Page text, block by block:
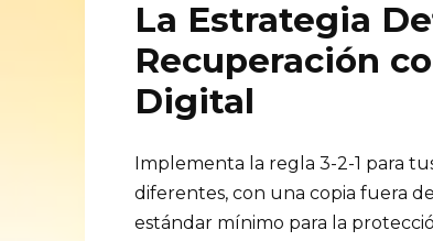
La Estrategia
Recuperación
Digital
Implementa la regla 3-2-1 para
diferentes, con una copia fuera
estándar mínimo para la